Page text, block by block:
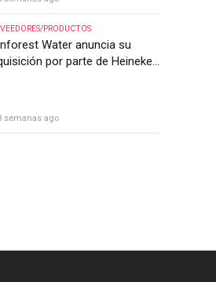
PRODUCTOS
Water anuncia su
por parte de Heineken
semanas ago